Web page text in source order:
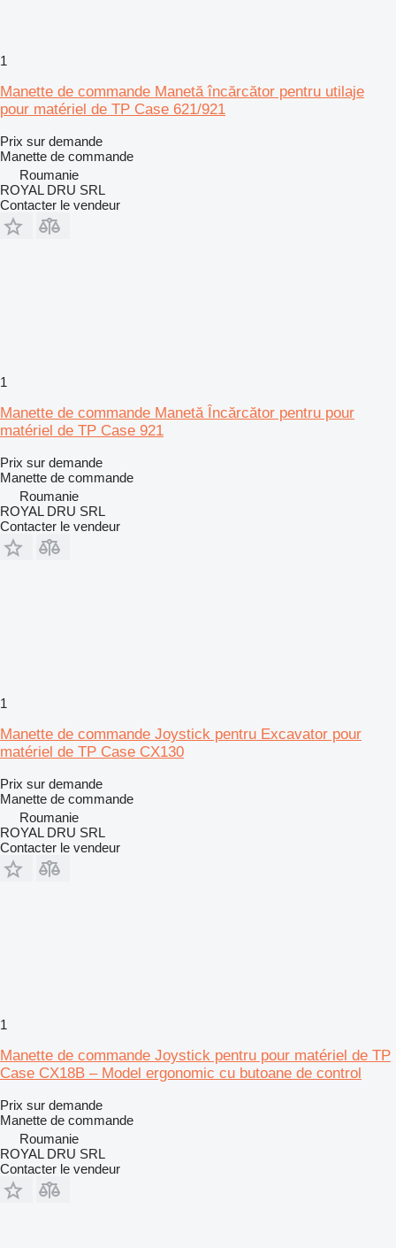
1
Manette de commande Manetă încărcător pentru utilaje
pour matériel de TP Case 621/921
Prix sur demande
Manette de commande
Roumanie
ROYAL DRU SRL
Contacter le vendeur
1
Manette de commande Manetă Încărcător pentru pour
matériel de TP Case 921
Prix sur demande
Manette de commande
Roumanie
ROYAL DRU SRL
Contacter le vendeur
1
Manette de commande Joystick pentru Excavator pour
matériel de TP Case CX130
Prix sur demande
Manette de commande
Roumanie
ROYAL DRU SRL
Contacter le vendeur
1
Manette de commande Joystick pentru pour matériel de TP
Case CX18B – Model ergonomic cu butoane de control
Prix sur demande
Manette de commande
Roumanie
ROYAL DRU SRL
Contacter le vendeur